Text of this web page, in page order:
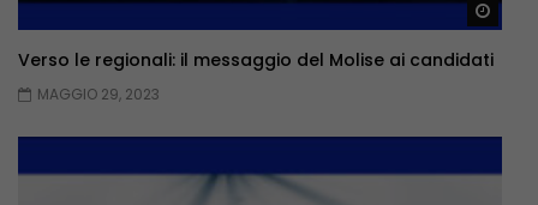
Verso le regionali: il messaggio del Molise ai candidati
MAGGIO 29, 2023